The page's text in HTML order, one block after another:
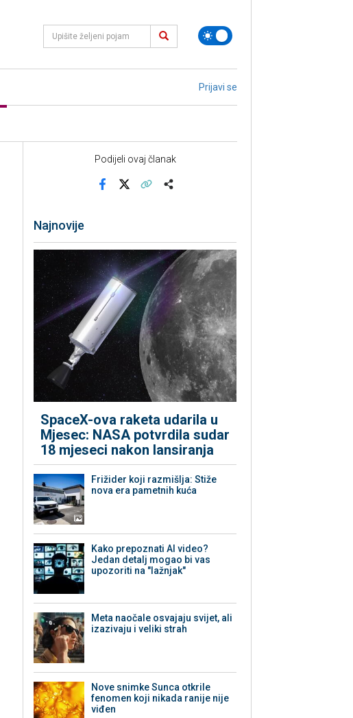
Prijavi se
Podijeli ovaj članak
Najnovije
SpaceX-ova raketa udarila u
Mjesec: NASA potvrdila sudar
18 mjeseci nakon lansiranja
Frižider koji razmišlja: Stiže
nova era pametnih kuća
Kako prepoznati AI video?
Jedan detalj mogao bi vas
upozoriti na "lažnjak"
Meta naočale osvajaju svijet, ali
izazivaju i veliki strah
Nove snimke Sunca otkrile
fenomen koji nikada ranije nije
viđen